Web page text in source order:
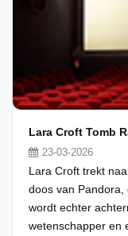
Lara Croft Tomb
23-03-2026
Lara Croft trekt
doos van
wordt echter
wetenschapper en